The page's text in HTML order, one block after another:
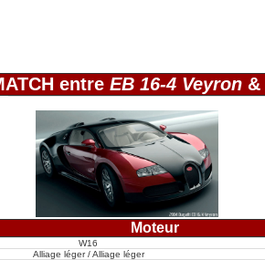
entre EB 16-4 Veyron &
Moteur
W16
Alliage léger / Alliage léger